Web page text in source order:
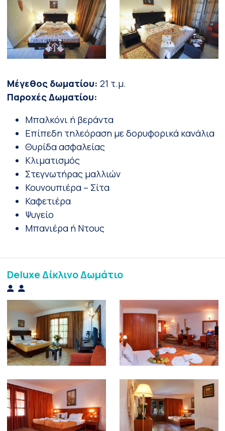
Μέγεθος δωματίου: 21 τ.μ.
Παροχές Δωματίου:
Μπαλκόνι ή βεράντα
Επίπεδη τηλεόραση με δορυφορικά κανάλια
Θυρίδα ασφαλείας
Κλιματισμός
Στεγνωτήρας μαλλιών
Κουνουπιέρα – Σίτα
Καφετιέρα
Ψυγείο
Μπανιέρα ή Ντους
Deluxe Δίκλινο Δωμάτιο